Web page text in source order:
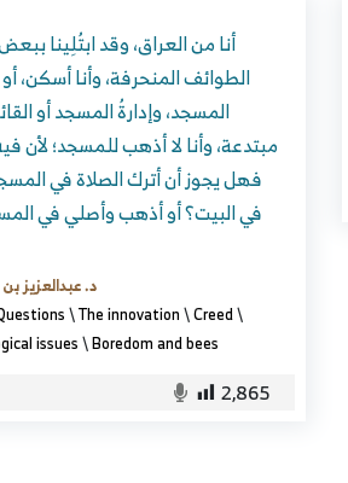
الطوائف المنحرفة، وأنا أسكن،
المسجد، وإدارةُ المسجد أو
مبتدعة، وأنا لا أذهب للمسجد؛ لأن
فهل يجوز أن أترك الصلاة في
في البيت؟ أو أذهب وأصلي في
د. عبدالعزيز
\The innovation\Creed\
issues\Boredom and bees
2,865